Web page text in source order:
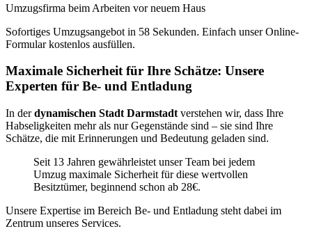
Umzugsfirma beim Arbeiten vor neuem Haus
Sofortiges Umzugsangebot in 58 Sekunden. Einfach unser Online-
Formular kostenlos ausfüllen.
Maximale Sicherheit für Ihre Schätze: Unsere
Experten für Be- und Entladung
In derdynamischen Stadt Darmstadt verstehen wir, dass Ihre
Habseligkeiten mehr als nur Gegenstände sind – sie sind Ihre
Schätze, die mit Erinnerungen und Bedeutung geladen sind.
Seit 13 Jahren gewährleistet unser Team bei jedem
Umzug maximale Sicherheit für diese wertvollen
Besitztümer, beginnend schon ab 28€.
Unsere Expertise im Bereich Be- und Entladung steht dabei im
Zentrum unseres Services.